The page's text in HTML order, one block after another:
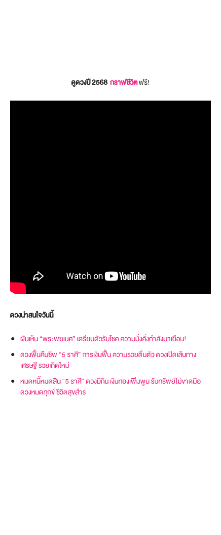
ดูดวงปี 2568 กราฟชีวิตฟรี!
ดวงน่าสนใจวันนี้
ฝันเห็น “พระพิฆเนศ” เตรียมตัวรับโชค ความมั่งคั่งกำลังมาเยือน!
ดวงฟื้นคืนชีพ “5 ราศี” การเงินฟื้น ความรวยตื่นตัว ดวงเปิดเส้นทาง
เศรษฐี รวยเกิดใหม่
หมดหนี้หมดสิน “5 ราศี” ดวงมีกิน เงินทองเพิ่มพูน รับทรัพย์ไม่ขาดมือ
ดวงหมดทุกข์ ชีวิตสุขสำร